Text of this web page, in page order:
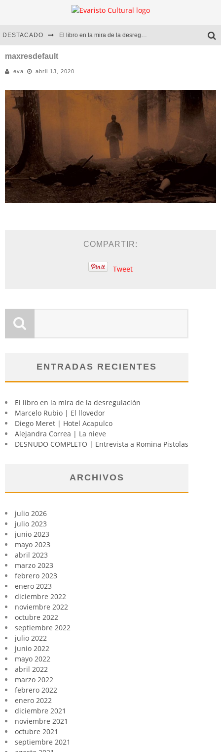
DESTACADO El libro en la mira de la desregulación
Diego Meret | Hotel Acapulco
Alejandra Correa | La nieve
maxresdefault
eva abril 13, 2020
COMPARTIR:
Tweet
ENTRADAS RECIENTES
El libro en la mira de la desregulación
Marcelo Rubio | El llovedor
Diego Meret | Hotel Acapulco
Alejandra Correa | La nieve
DESNUDO COMPLETO | Entrevista a Romina Pistolas
ARCHIVOS
julio 2026
julio 2023
junio 2023
mayo 2023
abril 2023
marzo 2023
febrero 2023
enero 2023
diciembre 2022
noviembre 2022
octubre 2022
septiembre 2022
julio 2022
junio 2022
mayo 2022
abril 2022
marzo 2022
febrero 2022
enero 2022
diciembre 2021
noviembre 2021
octubre 2021
septiembre 2021